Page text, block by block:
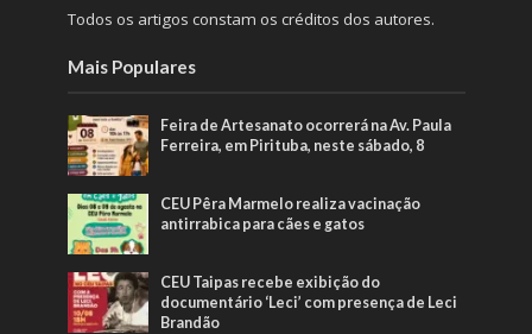
Todos os artigos constam os créditos dos autores.
Mais Populares
Feira de Artesanato ocorrerá na Av. Paula
Ferreira, em Pirituba, neste sábado, 8
CEU Pêra Marmelo realiza vacinação
antirrabica para cães e gatos
CEU Taipas recebe exibição do
documentário ‘Leci’ com presença de Leci
Brandão